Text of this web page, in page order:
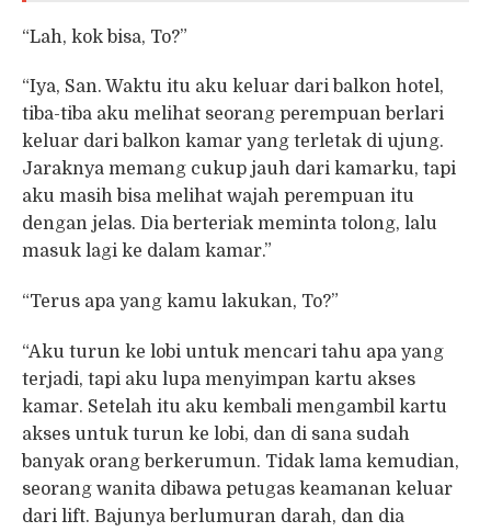
“Lah, kok bisa, To?”
“Iya, San. Waktu itu aku keluar dari balkon hotel,
tiba-tiba aku melihat seorang perempuan berlari
keluar dari balkon kamar yang terletak di ujung.
Jaraknya memang cukup jauh dari kamarku, tapi
aku masih bisa melihat wajah perempuan itu
dengan jelas. Dia berteriak meminta tolong, lalu
masuk lagi ke dalam kamar.”
“Terus apa yang kamu lakukan, To?”
“Aku turun ke lobi untuk mencari tahu apa yang
terjadi, tapi aku lupa menyimpan kartu akses
kamar. Setelah itu aku kembali mengambil kartu
akses untuk turun ke lobi, dan di sana sudah
banyak orang berkerumun. Tidak lama kemudian,
seorang wanita dibawa petugas keamanan keluar
dari lift. Bajunya berlumuran darah, dan dia